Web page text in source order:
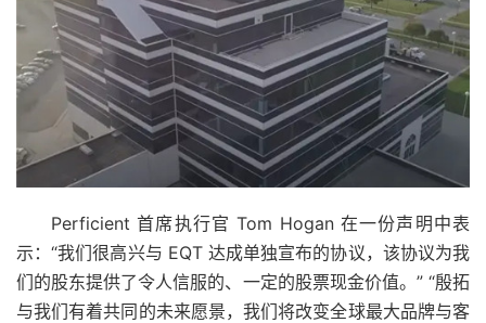
Perficient 首席执行官 Tom Hogan 在一份声明中表
示：“我们很高兴与 EQT 达成单独宣布的协议，该协议为我
们的股东提供了令人信服的、一定的股票现金价值。” “殷拓
与我们有着共同的未来愿景，我们将改变全球最大品牌与客